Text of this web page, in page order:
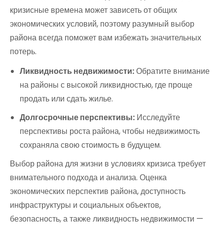
кризисные времена может зависеть от общих
экономических условий, поэтому разумный выбор
района всегда поможет вам избежать значительных
потерь.
Ликвидность недвижимости:Обратите внимание
на районы с высокой ликвидностью, где проще
продать или сдать жилье.
Долгосрочные перспективы: Исследуйте
перспективы роста района, чтобы недвижимость
сохраняла свою стоимость в будущем.
Выбор района для жизни в условиях кризиса требует
внимательного подхода и анализа. Оценка
экономических перспектив района, доступность
инфраструктуры и социальных объектов,
безопасность, а также ликвидность недвижимости —